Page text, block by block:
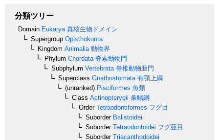
分類ツリー
Domain Eukarya 真核生物ドメイン
Supergroup Opisthokonta
Kingdom Animalia 動物界
Phylum Chordata 脊索動物門
Subphylum Vertebrata 脊椎動物亜門
Superclass Gnathostomata 有顎上綱
(unranked) Pisciformes 魚類
Class Actinopterygii 条鰭綱
OrderTetraodontiformes フグ目
SuborderBalistoidei
SuborderTetraodontoidei フグ亜目
SuborderTriacanthodoidei